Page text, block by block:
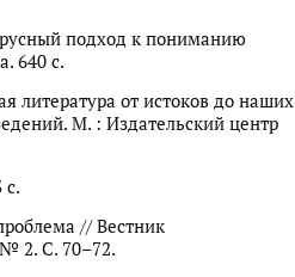
подход к пониманию
640 с.
литература от истоков до наших
М. : Издательский центр
с.
// Вестник
2. С. 70–72.